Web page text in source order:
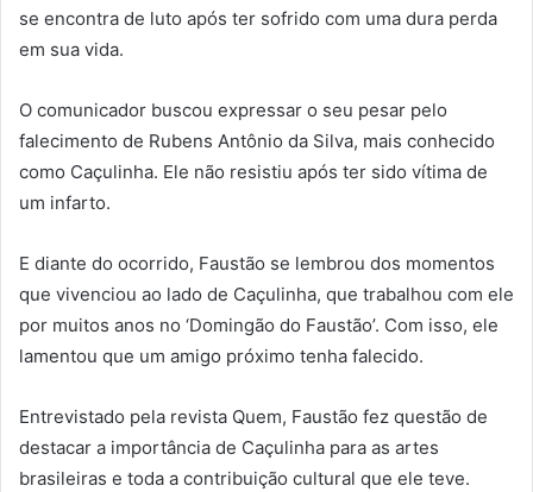
se encontra de luto após ter sofrido com uma dura perda
em sua vida.
O comunicador buscou expressar o seu pesar pelo
falecimento de Rubens Antônio da Silva, mais conhecido
como Caçulinha. Ele não resistiu após ter sido vítima de
um infarto.
E diante do ocorrido, Faustão se lembrou dos momentos
que vivenciou ao lado de Caçulinha, que trabalhou com ele
por muitos anos no ‘Domingão do Faustão’. Com isso, ele
lamentou que um amigo próximo tenha falecido.
Entrevistado pela revista Quem, Faustão fez questão de
destacar a importância de Caçulinha para as artes
brasileiras e toda a contribuição cultural que ele teve.